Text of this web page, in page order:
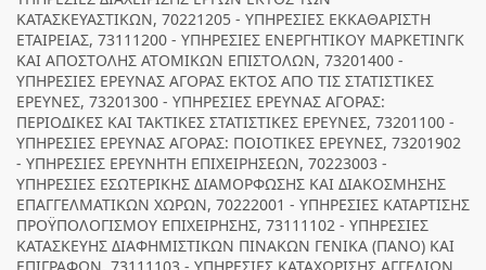
ΚΑΤΑΣΚΕΥΑΣΤΙΚΩΝ, 70221205 - ΥΠΗΡΕΣΙΕΣ ΕΚΚΑΘΑΡΙΣΤΗ
ΕΤΑΙΡΕΙΑΣ, 73111200 - ΥΠΗΡΕΣΙΕΣ ΕΝΕΡΓΗΤΙΚΟΥ ΜΑΡΚΕΤΙΝΓΚ
ΚΑΙ ΑΠΟΣΤΟΛΗΣ ΑΤΟΜΙΚΩΝ ΕΠΙΣΤΟΛΩΝ, 73201400 -
ΥΠΗΡΕΣΙΕΣ ΕΡΕΥΝΑΣ ΑΓΟΡΑΣ ΕΚΤΟΣ ΑΠΟ ΤΙΣ ΣΤΑΤΙΣΤΙΚΕΣ
ΕΡΕΥΝΕΣ, 73201300 - ΥΠΗΡΕΣΙΕΣ ΕΡΕΥΝΑΣ ΑΓΟΡΑΣ:
ΠΕΡΙΟΔΙΚΕΣ ΚΑΙ ΤΑΚΤΙΚΕΣ ΣΤΑΤΙΣΤΙΚΕΣ ΕΡΕΥΝΕΣ, 73201100 -
ΥΠΗΡΕΣΙΕΣ ΕΡΕΥΝΑΣ ΑΓΟΡΑΣ: ΠΟΙΟΤΙΚΕΣ ΕΡΕΥΝΕΣ, 73201902
- ΥΠΗΡΕΣΙΕΣ ΕΡΕΥΝΗΤΗ ΕΠΙΧΕΙΡΗΣΕΩΝ, 70223003 -
ΥΠΗΡΕΣΙΕΣ ΕΣΩΤΕΡΙΚΗΣ ΔΙΑΜΟΡΦΩΣΗΣ ΚΑΙ ΔΙΑΚΟΣΜΗΣΗΣ
ΕΠΑΓΓΕΛΜΑΤΙΚΩΝ ΧΩΡΩΝ, 70222001 - ΥΠΗΡΕΣΙΕΣ ΚΑΤΑΡΤΙΣΗΣ
ΠΡΟΫΠΟΛΟΓΙΣΜΟΥ ΕΠΙΧΕΙΡΗΣΗΣ, 73111102 - ΥΠΗΡΕΣΙΕΣ
ΚΑΤΑΣΚΕΥΗΣ ΔΙΑΦΗΜΙΣΤΙΚΩΝ ΠΙΝΑΚΩΝ ΓΕΝΙΚΑ (ΠΑΝΟ) ΚΑΙ